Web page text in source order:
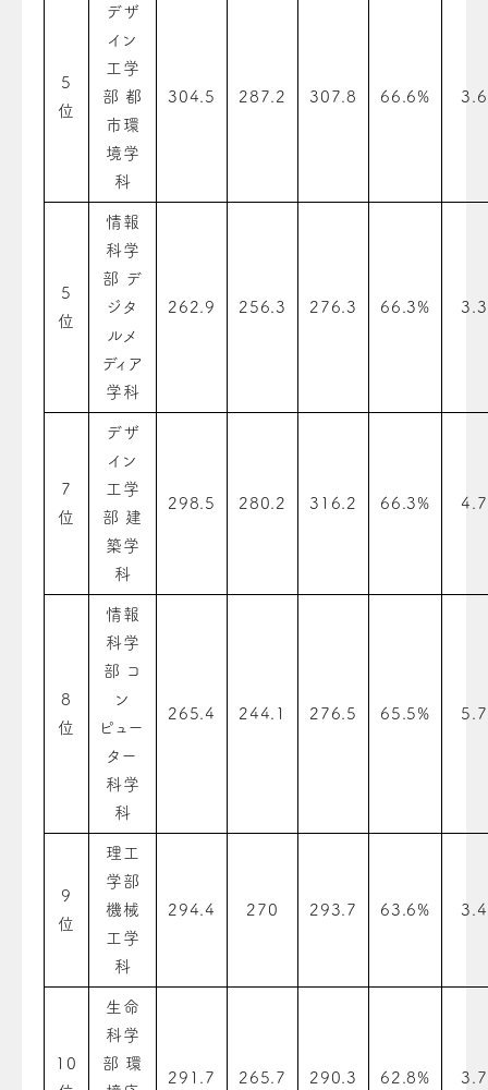
5
位
デザ
イン
工学
部 都
市環
境学
科
304.5 287.2 307.8 66.6% 3.6
5
位
情報
科学
部 デ
ジタ
ルメ
ディア
学科
262.9 256.3 276.3 66.3% 3.3
7
位
デザ
イン
工学
部 建
築学
科
298.5 280.2 316.2 66.3% 4.7
8
位
情報
科学
部 コ
ン
ピュー
ター
科学
科
265.4 244.1 276.5 65.5% 5.7
9
位
理工
学部
機械
工学
科
294.4 270 293.7 63.6% 3.4
10
生命
科学
部 環
291.7 265.7 290.3 62.8% 3.7